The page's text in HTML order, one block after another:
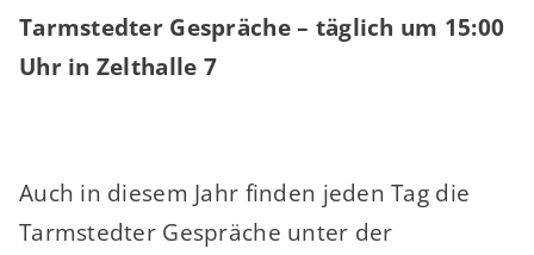
Tarmstedter Gespräche – täglich um 15:00
Uhr in Zelthalle 7
Auch in diesem Jahr finden jeden Tag die
Tarmstedter Gespräche unter der